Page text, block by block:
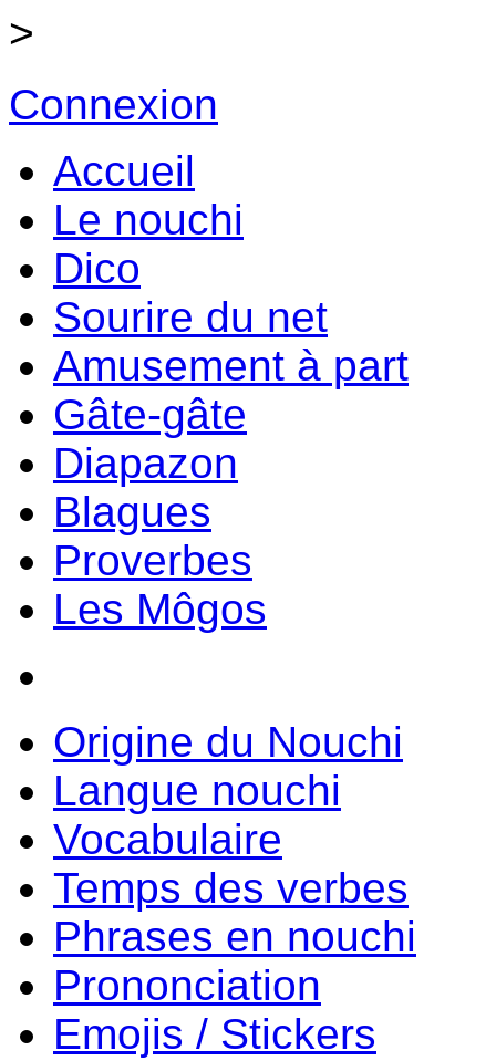
>
Connexion
Accueil
Le nouchi
Dico
Sourire du net
Amusement à part
Gâte-gâte
Diapazon
Blagues
Proverbes
Les Môgos
Origine du Nouchi
Langue nouchi
Vocabulaire
Temps des verbes
Phrases en nouchi
Prononciation
Emojis / Stickers